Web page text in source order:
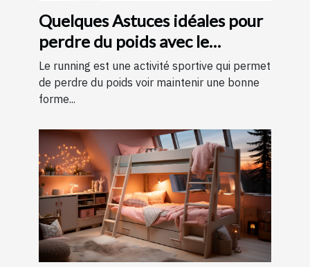
Quelques Astuces idéales pour
perdre du poids avec le
running ?
Le running est une activité sportive qui permet
de perdre du poids voir maintenir une bonne
forme...